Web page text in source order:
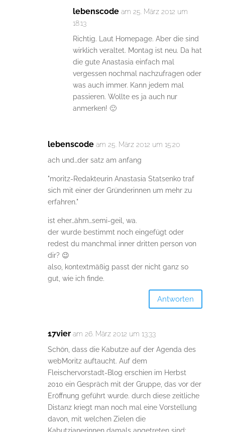
lebenscode am 25. März 2012 um
18:13
Richtig. Laut Homepage. Aber die sind
wirklich veraltet. Montag ist neu. Da hat
die gute Anastasia einfach mal
vergessen nochmal nachzufragen oder
was auch immer. Kann jedem mal
passieren. Wollte es ja auch nur
anmerken! 🙂
lebenscode am 25. März 2012 um 15:20
ach und…der satz am anfang
"moritz-Redakteurin Anastasia Statsenko traf
sich mit einer der Gründerinnen um mehr zu
erfahren."
ist eher…ähm…semi-geil, wa.
der wurde bestimmt noch eingefügt oder
redest du manchmal inner dritten person von
dir? 😉
also, kontextmäßig passt der nicht ganz so
gut, wie ich finde.
Antworten
17vier am 26. März 2012 um 13:33
Schön, dass die Kabutze auf der Agenda des
webMoritz auftaucht. Auf dem
Fleischervorstadt-Blog erschien im Herbst
2010 ein Gespräch mit der Gruppe, das vor der
Eröffnung geführt wurde. durch diese zeitliche
Distanz kriegt man noch mal eine Vorstellung
davon, mit welchen Zielen die